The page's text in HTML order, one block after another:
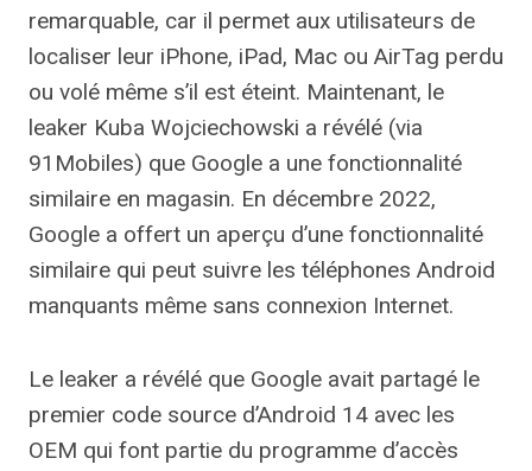
remarquable, car il permet aux utilisateurs de
localiser leur iPhone, iPad, Mac ou AirTag perdu
ou volé même s’il est éteint. Maintenant, le
leaker Kuba Wojciechowski a révélé (via
91Mobiles) que Google a une fonctionnalité
similaire en magasin. En décembre 2022,
Google a offert un aperçu d’une fonctionnalité
similaire qui peut suivre les téléphones Android
manquants même sans connexion Internet.
Le leaker a révélé que Google avait partagé le
premier code source d’Android 14 avec les
OEM qui font partie du programme d’accès